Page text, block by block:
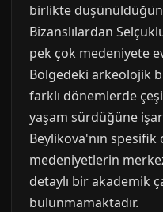
birlikte
Bizanslılardan
pek çok medeniyete
Bölgedeki arkeolojik
farklı dönemlerde
yaşam sürdüğüne
Beylikova'nın
medeniyetlerin
detaylı bir akademik
bulunmamaktadır.